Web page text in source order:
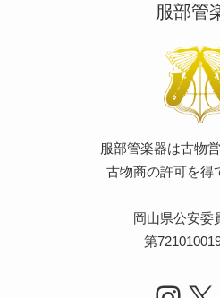
服部管
服部管楽器は古物
古物商の許可を得
岡山県公安委
第